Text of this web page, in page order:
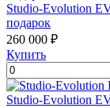
Studio-Evolution
подарок
260 000 ₽
Купить
Studio-Evolution